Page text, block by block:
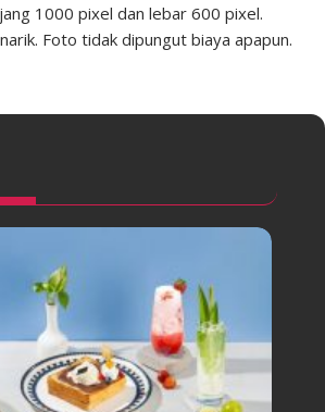
1000 pixel dan lebar 600 pixel.
Foto tidak dipungut biaya apapun.